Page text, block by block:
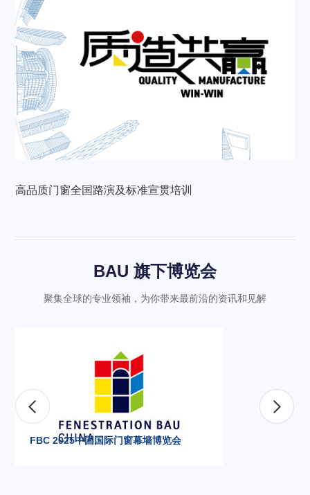
高品质门窗全国路演及标准宣贯培训
BAU 旗下博览会
聚集全球的专业领袖，为你带来最前沿的资讯和见解
FBC 2025中国国际门窗幕墙博览会